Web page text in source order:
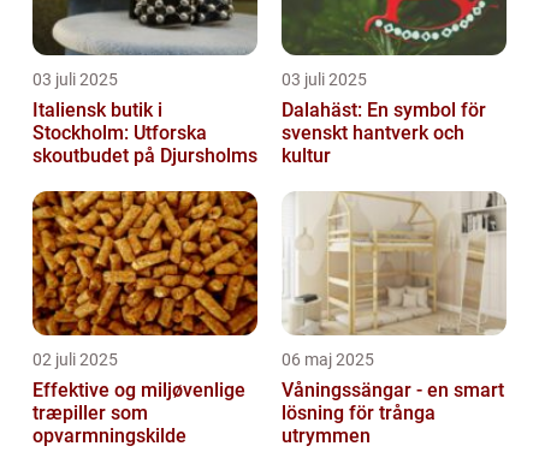
03 juli 2025
Italiensk butik i
Stockholm: Utforska
skoutbudet på Djursholms
03 juli 2025
Dalahäst: En symbol för
svenskt hantverk och
kultur
02 juli 2025
Effektive og miljøvenlige
træpiller som
opvarmningskilde
06 maj 2025
Våningssängar - en smart
lösning för trånga
utrymmen